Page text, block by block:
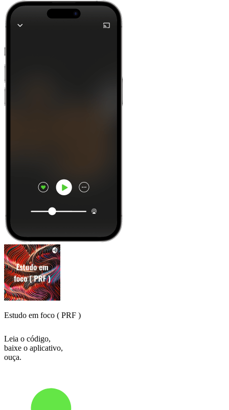
Estudo em foco ( PRF )
Leia o código,
baixe o aplicativo,
ouça.